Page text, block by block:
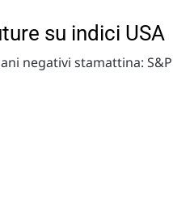
su indici USA
negativi stamattina: S&P